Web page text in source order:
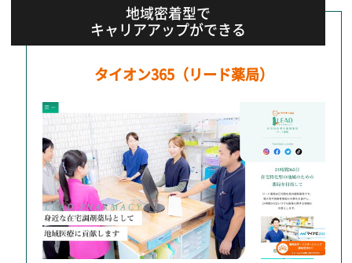
地域密着型で
キャリアアップができる
タイオン365（リード薬局）